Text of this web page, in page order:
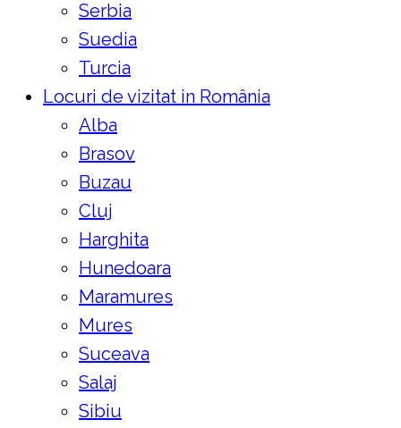
Serbia
Suedia
Turcia
Locuri de vizitat in România
Alba
Brasov
Buzau
Cluj
Harghita
Hunedoara
Maramures
Mures
Suceava
Salaj
Sibiu